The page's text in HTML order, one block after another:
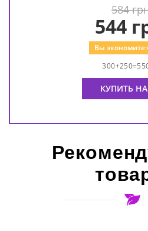
584
544
Вы экономите:
КУПИТЬ